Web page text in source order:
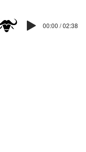
00:00 / 02:38